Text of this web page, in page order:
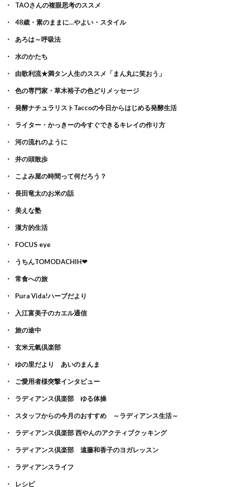
TAOさんの複眼思考のススメ
48歳・素のままに…やよい・スタイル
あろは～呼吸法
水のかたち
由歌利流★満タン人生のススメ「まん丸に笑おう」
色の専門家・草木裕子の色どりメッセージ
発酵ナチュラリストTaccoの今日からはじめる発酵生活
ライター・かっきーの今すぐできるキレイの作り方
河の流れのように
井の頭散歩
こよみ屋の時間って何だろう？
長田竜太のお米の話
美えな塾
漢方的生活
FOCUS eye
うちんTOMODACHIH❤
常食への旅
Pura Vida!ハーブだより
入江富美子のカエル通信
旅の途中
玄米元氣倶楽部
ゆの里だより あいのまんま
ご愛用者様突撃インタビュー
ラディアンス倶楽部 ゆる体操
スタッフからの今月のおすすめ ～ラディアンス生活～
ラディアンス倶楽部 西やんのアクティブクッキング
ラディアンス倶楽部 遠藤和香子のヨガレッスン
ラディアンスライフ
レシピ